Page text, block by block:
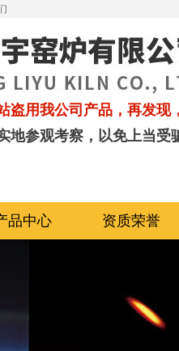
盗用我公司产品，再发现
地参观考察，以免上当受
品中心 资质荣誉